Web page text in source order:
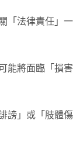
「法律責任」一
能將面臨「損害
謗」或「肢體傷